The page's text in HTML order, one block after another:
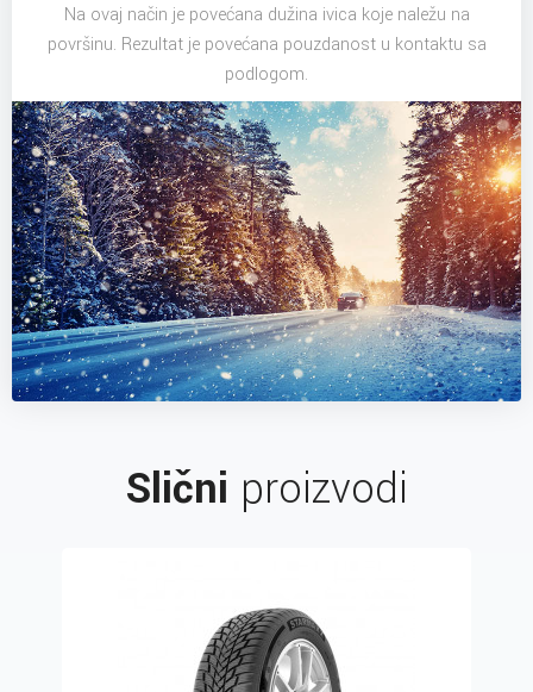
Na ovaj način je povećana dužina ivica koje naležu na
površinu. Rezultat je povećana pouzdanost u kontaktu sa
podlogom.
Slični proizvodi